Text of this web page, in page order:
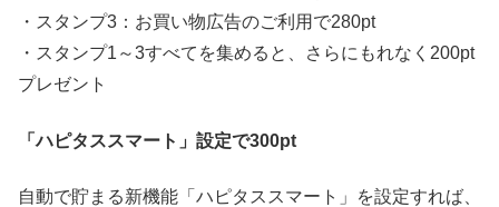
・スタンプ3：お買い物広告のご利用で280pt
・スタンプ1～3すべてを集めると、さらにもれなく200pt
プレゼント
「ハピタススマート」設定で300pt
自動で貯まる新機能「ハピタススマート」を設定すれば、